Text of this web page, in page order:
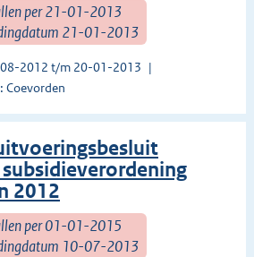
per 21-01-2013
21-01-2013
2012 t/m 20-01-2013
Coevorden
2012
per 01-01-2015
10-07-2013